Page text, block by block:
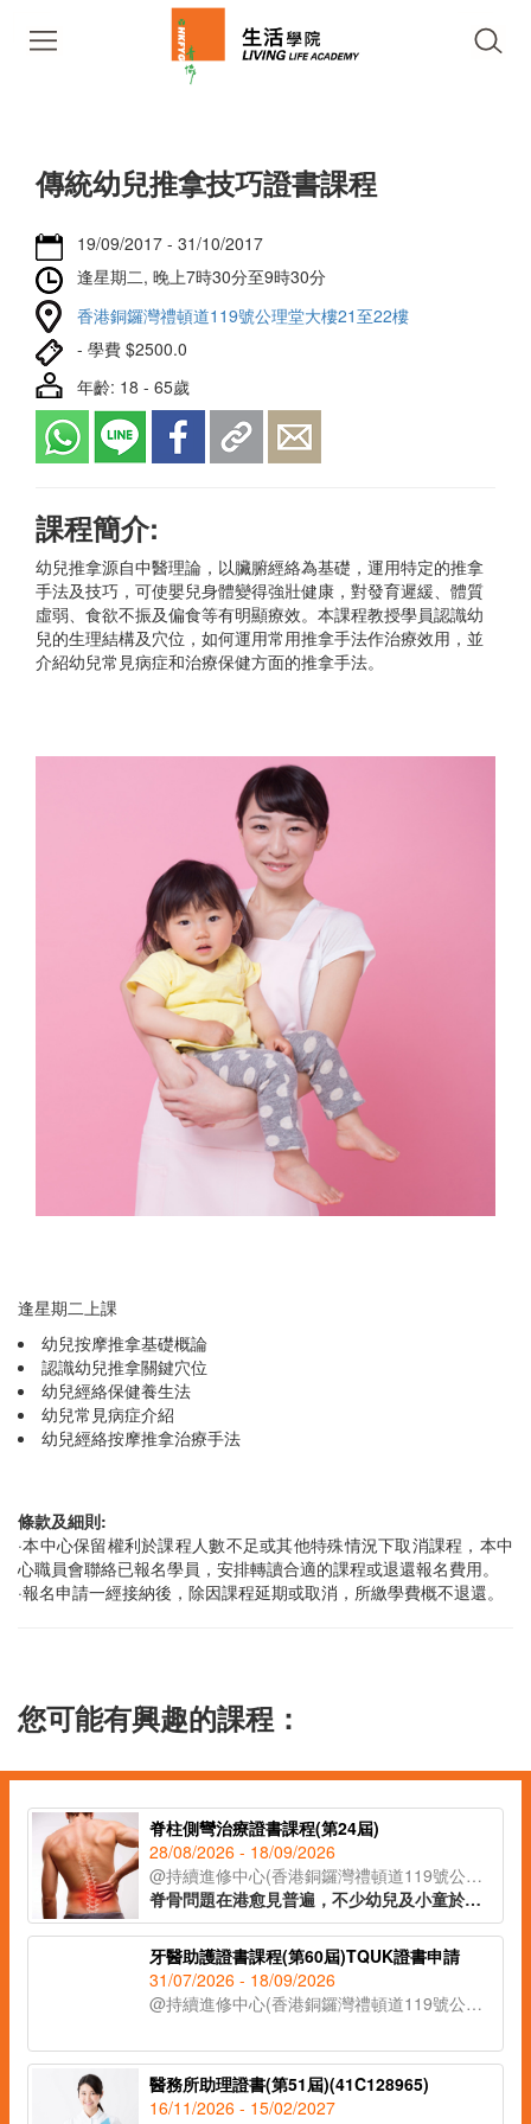
傳統幼兒推拿技巧證書課程
19/09/2017 - 31/10/2017
逢星期二, 晚上7時30分至9時30分
香港銅鑼灣禮頓道119號公理堂大樓21至22樓
- 學費 $2500.0
年齡: 18 - 65歲
課程簡介:
幼兒推拿源自中醫理論，以臟腑經絡為基礎，運用特定的推拿
手法及技巧，可使嬰兒身體變得強壯健康，對發育遲緩、體質
虛弱、食欲不振及偏食等有明顯療效。本課程教授學員認識幼
兒的生理結構及穴位，如何運用常用推拿手法作治療效用，並
介紹幼兒常見病症和治療保健方面的推拿手法。
逢星期二上課
幼兒按摩推拿基礎概論
認識幼兒推拿關鍵穴位
幼兒經絡保健養生法
幼兒常見病症介紹
幼兒經絡按摩推拿治療手法
條款及細則:
·本中心保留權利於課程人數不足或其他特殊情況下取消課程，本中
心職員會聯絡已報名學員，安排轉讀合適的課程或退還報名費用。
·報名申請一經接納後，除因課程延期或取消，所繳學費概不退還。
您可能有興趣的課程：
脊柱側彎治療證書課程(第24屆)
28/08/2026 - 18/09/2026
@持續進修中心(香港銅鑼灣禮頓道119號公理堂大樓21-23樓)
脊骨問題在港愈見普遍，不少幼兒及小童於發育期已出現脊柱側彎的症狀。課程讓學員辨識脊柱側彎的不同類型，以著名的脊柱康復專家施羅特(Schroth)的三維矯正理論為藍本，配合物理治療及運動治療等保守性的方式紓緩症狀，助學員於不同範籌支援兒童脊柱健康。
牙醫助護證書課程(第60屆)TQUK證書申請
31/07/2026 - 18/09/2026
@持續進修中心(香港銅鑼灣禮頓道119號公理堂大樓21-23樓)
醫務所助理證書(第51屆)(41C128965)
16/11/2026 - 15/02/2027